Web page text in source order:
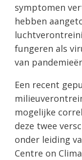
symptomen
hebben
fungeren als
van
Een recent
mogelijke
deze twee
onder leiding
Centre on